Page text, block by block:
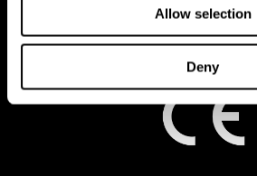
Allow selection
Deny